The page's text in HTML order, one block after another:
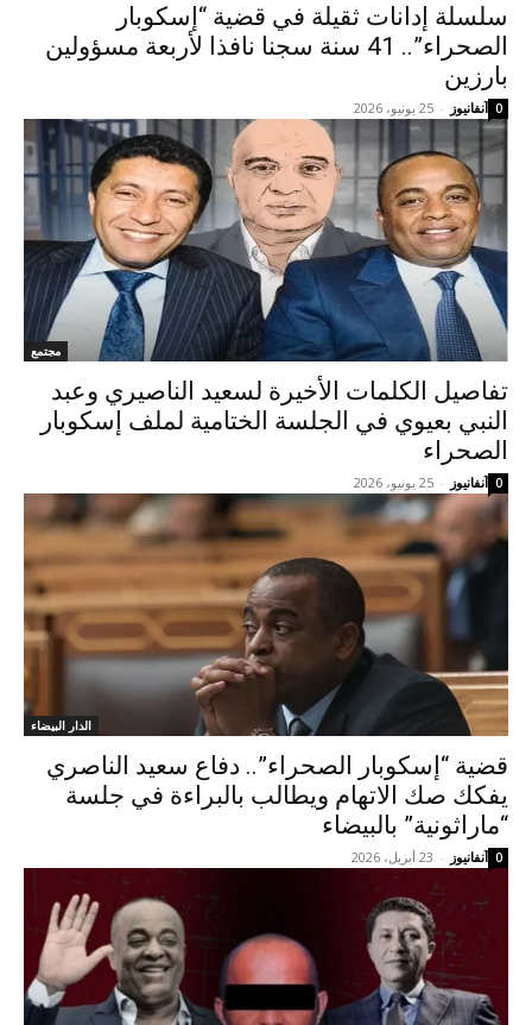
سلسلة إدانات ثقيلة في قضية “إسكوبار
الصحراء”.. 41 سنة سجنا نافذا لأربعة مسؤولين
بارزين
آنفانيوز - 25 يونيو، 2026 0
مجتمع
تفاصيل الكلمات الأخيرة لسعيد الناصيري وعبد
النبي بعيوي في الجلسة الختامية لملف إسكوبار
الصحراء
آنفانيوز - 25 يونيو، 2026 0
الدار البيضاء
قضية “إسكوبار الصحراء”.. دفاع سعيد الناصري
يفكك صك الاتهام ويطالب بالبراءة في جلسة
“ماراثونية” بالبيضاء
آنفانيوز - 23 أبريل، 2026 0